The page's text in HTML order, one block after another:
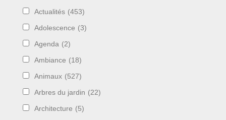
Actualités (453)
Adolescence (3)
Agenda (2)
Ambiance (18)
Animaux (527)
Arbres du jardin (22)
Architecture (5)